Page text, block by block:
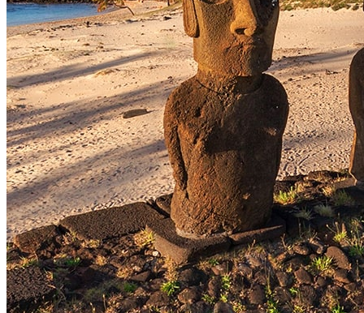
根据古老的信仰，来世是我们尘世生活的继续，不同之处在于
晚会有阳光照耀。有句话叫"人在世需要一座塔，来世需要一
反映了古代印古什人对生与死的态度。直到20世纪初，随着伊
这些传统观念才有所改变。